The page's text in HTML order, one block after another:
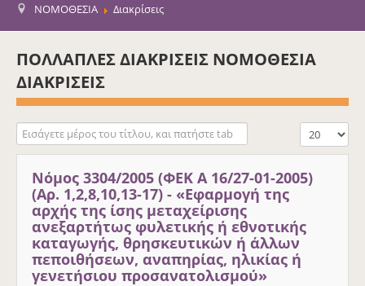
ΝΟΜΟΘΕΣΙΑ Διακρίσεις
ΠΟΛΛΑΠΛΕΣ ΔΙΑΚΡΙΣΕΙΣ ΝΟΜΟΘΕΣΙΑ
ΔΙΑΚΡΙΣΕΙΣ
Εισάγετε μέρος του τίτλου, και πατήστε tab Εμφάνιση #
Νόμος 3304/2005 (ΦΕΚ Α 16/27-01-2005)
(Αρ. 1,2,8,10,13-17) - «Εφαρμογή της
αρχής της ίσης μεταχείρισης
ανεξαρτήτως φυλετικής ή εθνοτικής
καταγωγής, θρησκευτικών ή άλλων
πεποιθήσεων, αναπηρίας, ηλικίας ή
γενετήσιου προσανατολισμού»